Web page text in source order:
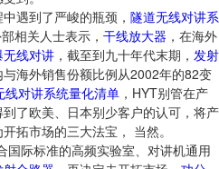
遇到了严峻的瓶颈， 隧道无线对讲系
相关人士表示， 干线放大器 ，在海外
无线对讲 ，截至到九十年代末期， 发射
与海外销售份额比例从2002年的82变
线对讲系统量化清单 ，HYT别管在产
了欧美、日本别少客户的认可，将产
拓市场的三大法宝， 当然。
国际标准的高频实验室、对讲机通用